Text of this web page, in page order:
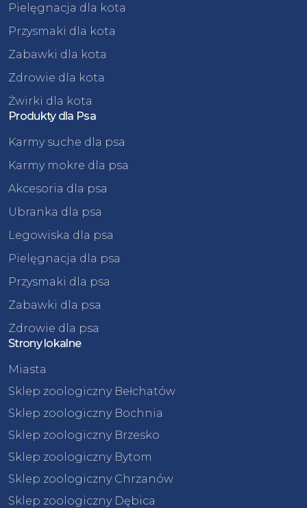
Pielęgnacja dla kota
Przysmaki dla kota
Zabawki dla kota
Zdrowie dla kota
Żwirki dla kota
Produkty dla Psa
Karmy suche dla psa
Karmy mokre dla psa
Akcesoria dla psa
Ubranka dla psa
Legowiska dla psa
Pielęgnacja dla psa
Przysmaki dla psa
Zabawki dla psa
Zdrowie dla psa
Strony lokalne
Miasta
Sklep zoologiczny Bełchatów
Sklep zoologiczny Bochnia
Sklep zoologiczny Brzesko
Sklep zoologiczny Bytom
Sklep zoologiczny Chrzanów
Sklep zoologiczny Dębica